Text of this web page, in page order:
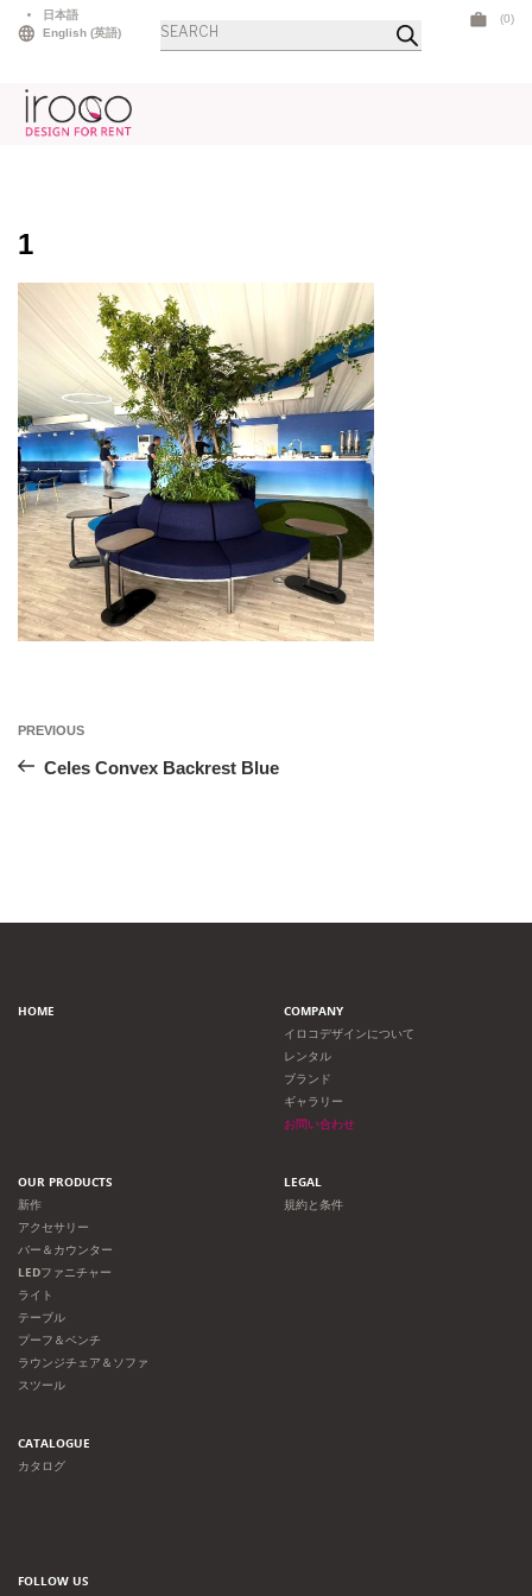
日本語
English (英語)
商
品
(0)
1
投
稿
ゲ
シ
Previous
PREVIOUS
Celes Convex Backrest Blue
HOME
COMPANY
イロコデザインについて
レンタル
ブランド
ギャラリー
お問い合わせ
OUR PRODUCTS
新作
アクセサリー
バー＆カウンター
LEDファニチャー
ライト
テーブル
プーフ＆ベンチ
ラウンジチェア＆ソファ
スツール
LEGAL
規約と条件
CATALOGUE
カタログ
FOLLOW US